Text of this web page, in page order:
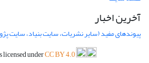
آخرین اخبار
پیوندهای مفید (سایر نشریات، سایت بنیاد، سایت
licensed underCC BY 4.0